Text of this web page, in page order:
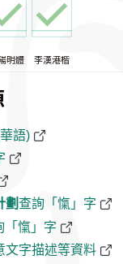
明體 李漢港楷
語)
劃 查詢「愾」字
「愾」字
文字描述等資料